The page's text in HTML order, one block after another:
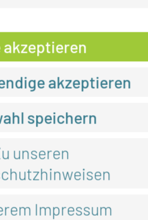
Lausitz - Carl
111
akzeptieren
akzeptieren
speichern
unseren
Impressum